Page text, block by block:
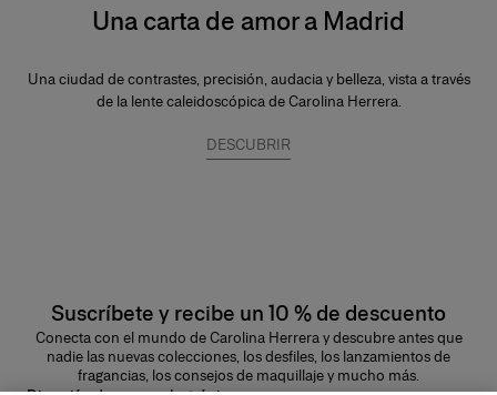
Una carta de amor a Madrid
Una ciudad de contrastes, precisión, audacia y belleza, vista a través
de la lente caleidoscópica de Carolina Herrera.
DESCUBRIR
Suscríbete y recibe un 10 % de descuento
Conecta con el mundo de Carolina Herrera y descubre antes que
nadie las nuevas colecciones, los desfiles, los lanzamientos de
fragancias, los consejos de maquillaje y mucho más.